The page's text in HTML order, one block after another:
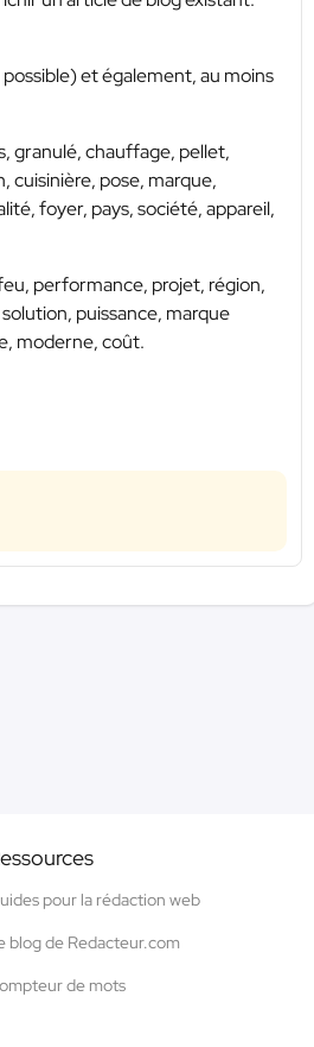
et également, au moins
granulé, chauffage, pellet,
cuisinière, pose, marque,
foyer, pays, société, appareil,
performance, projet, région,
puissance, marque
moderne, coût.
pour la rédaction web
blog de Redacteur.com
de mots